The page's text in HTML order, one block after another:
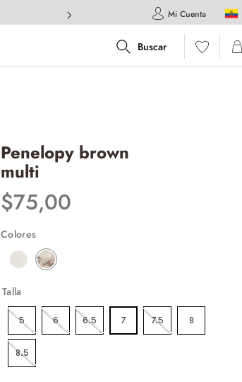
Mi Cuenta
Penelopy brown
multi
$75,00
Colores
Talla
5 6 6.5 7 7.5 8
8.5